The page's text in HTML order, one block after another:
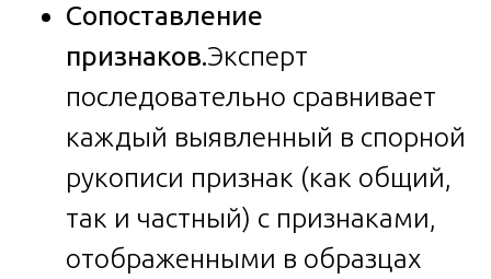
Сопоставление
признаков.Эксперт
последовательно сравнивает
каждый выявленный в спорной
рукописи признак (как общий,
так и частный) с признаками,
отображенными в образцах